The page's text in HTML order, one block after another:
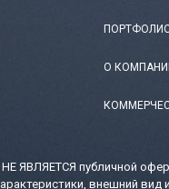
О
ЯВЛЯЕТСЯ публичной
внешний